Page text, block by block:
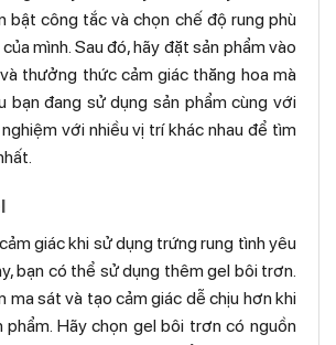
bật công tắc và chọn chế độ rung phù
mình. Sau đó, hãy đặt sản phẩm vào
thưởng thức cảm giác thăng hoa mà
bạn đang sử dụng sản phẩm cùng với
với nhiều vị trí khác nhau để tìm
giác khi sử dụng trứng rung tình yêu
bạn có thể sử dụng thêm gel bôi trơn.
ma sát và tạo cảm giác dễ chịu hơn khi
Hãy chọn gel bôi trơn có nguồn